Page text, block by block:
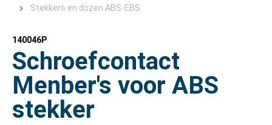
Stekkers en dozen ABS-EBS
140046P
Schroefcontact
Menber's voor ABS
stekker